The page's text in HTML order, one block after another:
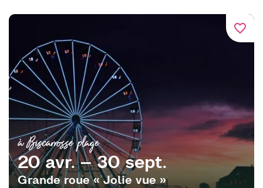
favorite_border
à Biscarrosse plage
20 avr. – 30 sept.
Grande roue « Jolie vue »